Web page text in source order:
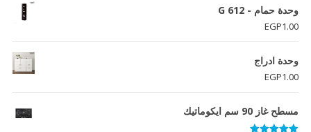
وحدة حمام - G 612
EGP1.00
وحدة ادراج
EGP1.00
مسطح غاز 90 سم ايكوماتيك